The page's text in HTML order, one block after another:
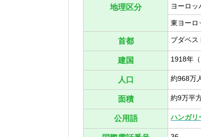
地理区分 ヨーロッ
東ヨーロ
首都 ブダペス
建国 1918年
人口 約968万
面積 約9万平
公用語 ハンガリ